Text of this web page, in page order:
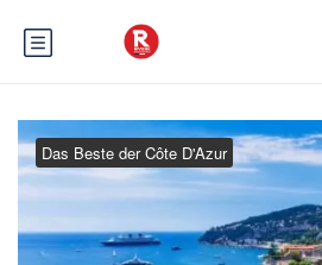
Das Beste der Côte D'Azur